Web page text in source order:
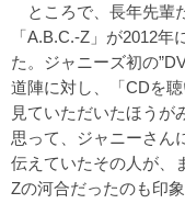
ところで、長年先輩
「A.B.C.‐Z」が2012
た。ジャニーズ初の
道陣に対し、「CDを
見ていただいたほうが
思って、ジャニーさん
伝えていたその人が、
Zの河合だったのも印象